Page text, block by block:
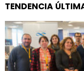
TENDENCIA